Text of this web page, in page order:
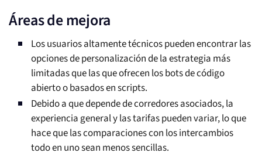
Áreas de mejora
Los usuarios altamente técnicos pueden encontrar las
opciones de personalización de la estrategia más
limitadas que las que ofrecen los bots de código
abierto o basados en scripts.
Debido a que depende de corredores asociados, la
experiencia general y las tarifas pueden variar, lo que
hace que las comparaciones con los intercambios
todo en uno sean menos sencillas.